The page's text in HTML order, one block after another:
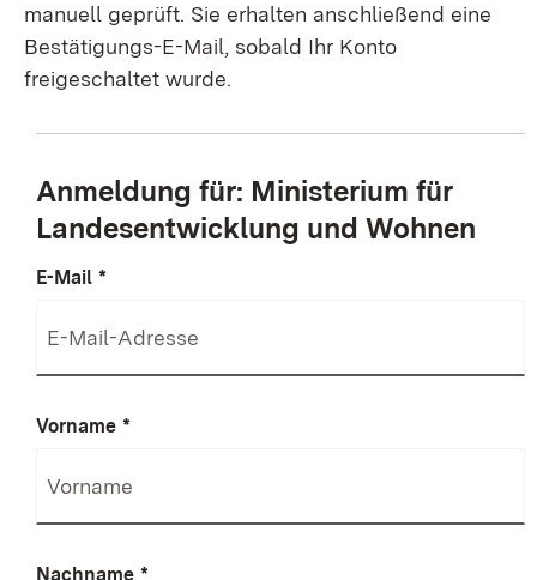
manuell geprüft. Sie erhalten anschließend eine
Bestätigungs-E-Mail, sobald Ihr Konto
freigeschaltet wurde.
Anmeldung für: Ministerium für
Landesentwicklung und Wohnen
E-Mail *
Vorname *
Nachname *